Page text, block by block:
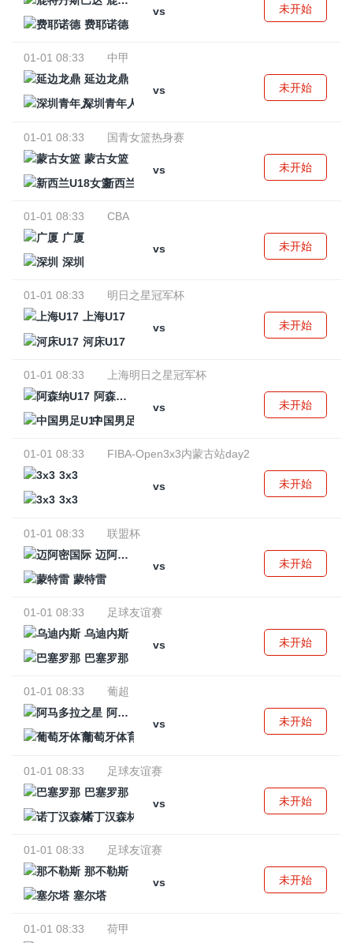
vs
费耶诺德
未开始
01-01 08:33
中甲
延边龙鼎
vs
深圳青年人
未开始
01-01 08:33
国青女篮热身赛
蒙古女篮
vs
新西兰U18女篮
未开始
01-01 08:33
CBA
广厦
vs
深圳
未开始
01-01 08:33
明日之星冠军杯
上海U17
vs
河床U17
未开始
01-01 08:33
上海明日之星冠军杯
阿森纳U17
vs
中国男足U17
未开始
01-01 08:33
FIBA-Open3x3内蒙古站day2
3x3
vs
3x3
未开始
01-01 08:33
联盟杯
迈阿密国际
vs
蒙特雷
未开始
01-01 08:33
足球友谊赛
乌迪内斯
vs
巴塞罗那
未开始
01-01 08:33
葡超
阿马多拉之星
vs
葡萄牙体育
未开始
01-01 08:33
足球友谊赛
巴塞罗那
vs
诺丁汉森林
未开始
01-01 08:33
足球友谊赛
那不勒斯
vs
塞尔塔
未开始
01-01 08:33
荷甲